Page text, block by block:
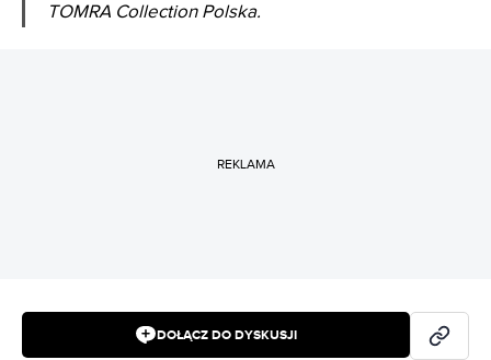
TOMRA Collection Polska.
REKLAMA
DOŁĄCZ DO DYSKUSJI